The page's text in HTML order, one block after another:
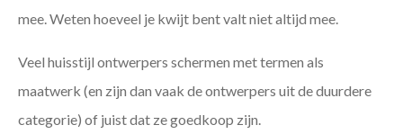
mee. Weten hoeveel je kwijt bent valt niet altijd mee.
Veel huisstijl ontwerpers schermen met termen als
maatwerk (en zijn dan vaak de ontwerpers uit de duurdere
categorie) of juist dat ze goedkoop zijn.